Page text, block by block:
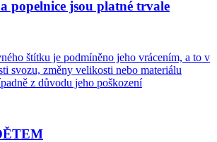
popelnice jsou platné trvale
štítku je podmíněno jeho vrácením, a to v
svozu, změny velikosti nebo materiálu
z důvodu jeho poškození